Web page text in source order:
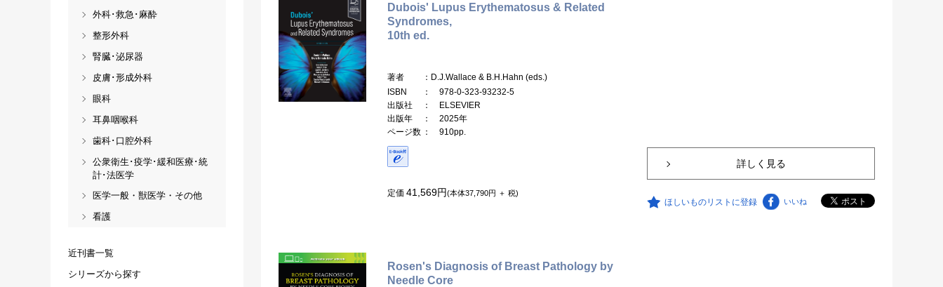
Dubois' Lupus Erythematosus & Related
Syndromes,
10th ed.
著者
：D.J.Wallace & B.H.Hahn (eds.)
ISBN
： 978-0-323-93232-5
出版社
： ELSEVIER
出版年
： 2025年
ページ数 ： 910pp.
定価 41,569円(本体37,790円 ＋ 税)
詳しく見る
ほしいものリストに登録 いいね
Rosen's Diagnosis of Breast Pathology by
Needle Core
外科･救急･麻酔
整形外科
腎臓･泌尿器
皮膚･形成外科
眼科
耳鼻咽喉科
歯科･口腔外科
公衆衛生･疫学･緩和医療･統
計･法医学
医学一般・獣医学・その他
看護
近刊書一覧
シリーズから探す